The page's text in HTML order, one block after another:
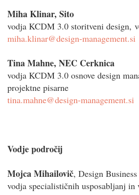
Miha Klinar, Sito
vodja KCDM 3.0 storitveni design,
miha.klinar@design-management.si
Tina Mahne, NEC Cerknica
vodja KCDM 3.0 osnove design
projektne pisarne
tina.mahne@design-management.si
Vodje področij
Mojca Mihailovič, Design Business
vodja specialističnih usposabljanj in